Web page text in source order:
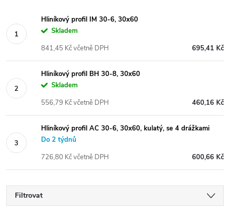
Hliníkový profil IM 30-6, 30x60
Skladem
695,41 Kč
841,45 Kč včetně DPH
Hliníkový profil BH 30-8, 30x60
Skladem
460,16 Kč
556,79 Kč včetně DPH
Hliníkový profil AC 30-6, 30x60, kulatý, se 4 drážkami
Do 2 týdnů
600,66 Kč
726,80 Kč včetně DPH
Filtrovat